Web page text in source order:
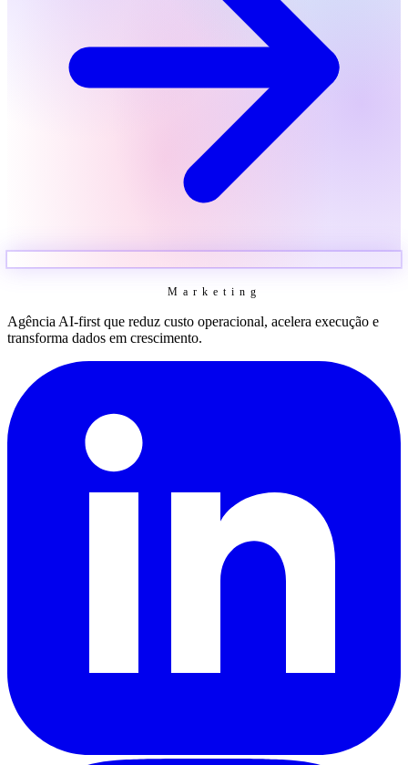
Marketing
Agência AI-first que reduz custo operacional, acelera execução e
transforma dados em crescimento.